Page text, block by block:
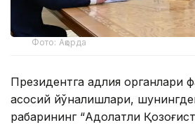
Фото: Ақорда
Президентга адлия органлари
асосий йўналишлари,
раҳбарининг “Адолатли